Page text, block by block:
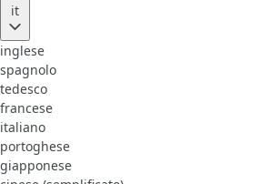
it
inglese
spagnolo
tedesco
francese
italiano
portoghese
giapponese